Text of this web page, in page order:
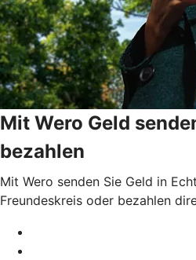
Mit Wero Geld
bezahlen
Mit Wero senden Sie Geld in
Freundeskreis oder bezahlen